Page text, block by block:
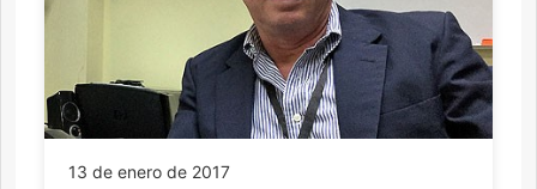
13 de enero de 2017